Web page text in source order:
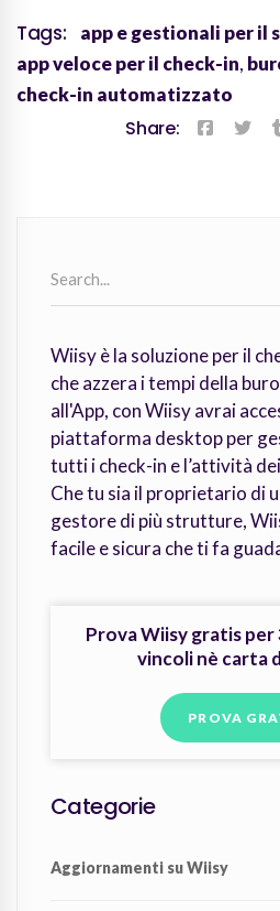
Tags: app e gestionali per
app veloce per il check-in,
check-in automatizzato
Share:
for:
Wiisy è la soluzione per il
che azzera i tempi della
all'App, con Wiisy avrai
piattaforma desktop per
tutti i check-in e l’attività
Che tu sia il proprietario di
gestore di più strutture,
facile e sicura che ti fa
Prova Wiisy gratis per
vincoli nè carta
PROVA
Categorie
Aggiornamenti su Wiisy